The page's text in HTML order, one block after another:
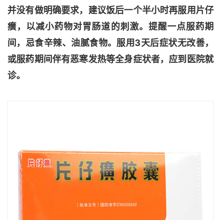
并没有做明确要求，建议饭后一个半小时再服用片仔
癀，以减小药物对胃肠道的刺激。提醒一点服药期
间，忌食辛辣、油腻食物。服用3天后症状无改善，
或服药期间伴有恶寒发热等全身症状者，应到医院就
诊。